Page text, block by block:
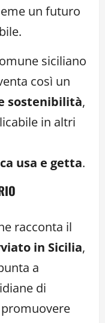
un futuro
siciliano
così un
sostenibilità,
in altri
usa e getta.
racconta il
in Sicilia,
a
di